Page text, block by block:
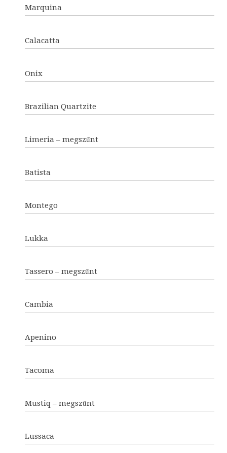
Marquina
Calacatta
Onix
Brazilian Quartzite
Limeria – megszűnt
Batista
Montego
Lukka
Tassero – megszűnt
Cambia
Apenino
Tacoma
Mustiq – megszűnt
Lussaca